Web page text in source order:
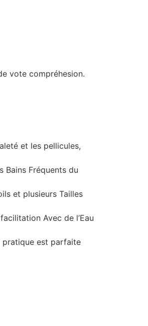
vote compréhesion.
et les pellicules,
Bains Fréquents du
et plusieurs Tailles
Avec de l’Eau
pratique est parfaite